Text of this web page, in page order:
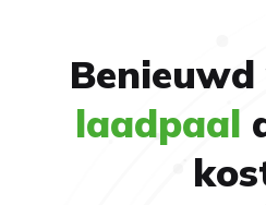
laadpaal